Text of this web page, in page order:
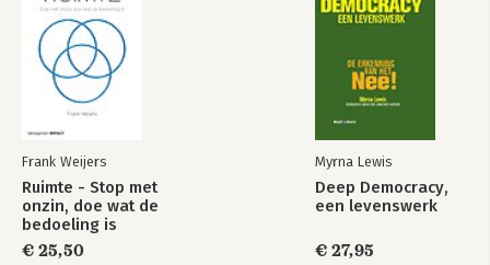
Frank Weijers
Ruimte - Stop met
onzin, doe wat de
bedoeling is
€ 25,50
Myrna Lewis
Deep Democracy,
een levenswerk
€ 27,95